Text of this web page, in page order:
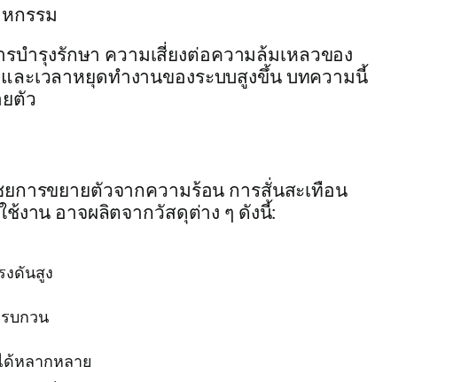
กรรม
บำรุงรักษา ความเสี่ยงต่อความล้มเหลวของ
ละเวลาหยุดทำงานของระบบสูงขึ้น บทความนี้
ตัว
การขยายตัวจากความร้อน การสั่นสะเทือน
งาน อาจผลิตจากวัสดุต่าง ๆ ดังนี้:
งดันสูง
บกวน
ด้หลากหลาย